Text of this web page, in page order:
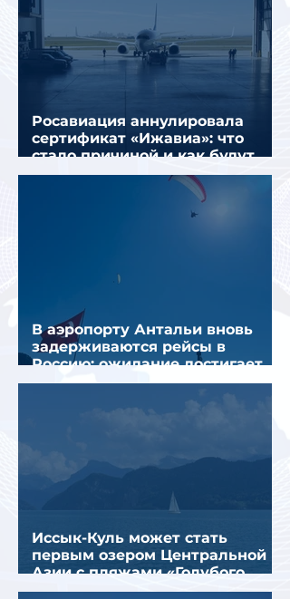
Росавиация аннулировала
сертификат «Ижавиа»: что
стало причиной и как будут
перевозить пассажиров
В аэропорту Антальи вновь
задерживаются рейсы в
Россию: ожидание достигает
почти 10 часов
Иссык-Куль может стать
первым озером Центральной
Азии с пляжами «Голубого
флага»